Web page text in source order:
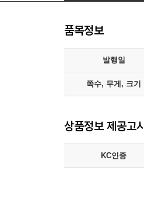
품목정보
발행일
쪽수, 무게, 크기
상품정보 제공고시
KC인증